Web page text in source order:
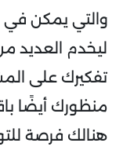
والتي يمكن في
ليخدم العديد
تفكيرك على
منظورك أيضًا
هنالك فرصة